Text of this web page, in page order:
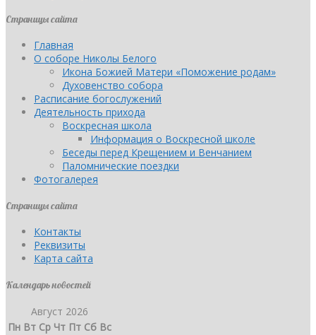
Страницы сайта
Главная
О соборе Николы Белого
Икона Божией Матери «Поможение родам»
Духовенство собора
Расписание богослужений
Деятельность прихода
Воскресная школа
Информация о Воскресной школе
Беседы перед Крещением и Венчанием
Паломнические поездки
Фотогалерея
Страницы сайта
Контакты
Реквизиты
Карта сайта
Календарь новостей
Август 2026
Пн Вт Ср Чт Пт Сб Вс